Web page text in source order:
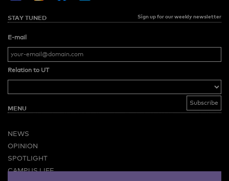
STAY TUNED Sign up for our weekly newsletter
E-mail
Relation to UT
MENU
NEWS
OPINION
SPOTLIGHT
CAMPUS LIFE